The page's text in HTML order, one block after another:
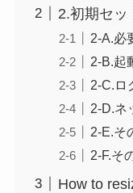
2.初期セッ
2-A.必
2-B.起
2-C.ロ
2-D.ネ
2-E.そ
2-F.そ
How to